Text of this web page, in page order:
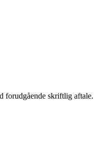
forudgående skriftlig aftale.